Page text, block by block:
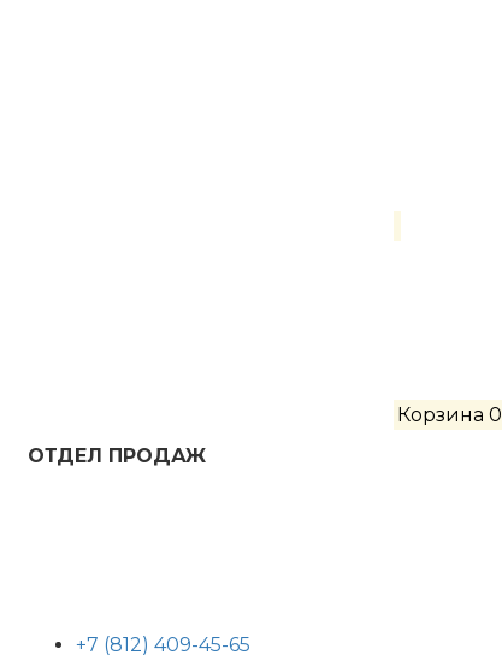
Корзина 0
ОТДЕЛ ПРОДАЖ
+7 (812) 409-45-65